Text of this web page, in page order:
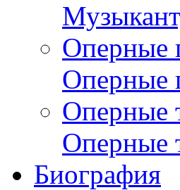
Оперные
Оперные
Оперные
Оперные
Биография